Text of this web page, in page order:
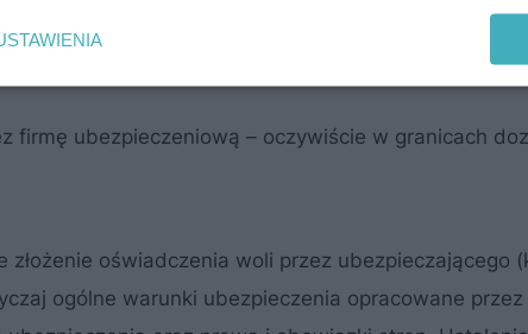
gospodarstwa rolnego;
firmę ubezpieczeniową – oczywiście w granicach
oświadczenia woli przez ubezpieczającego
ogólne warunki ubezpieczenia opracowane przez